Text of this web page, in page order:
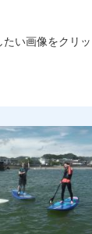
い画像をクリ